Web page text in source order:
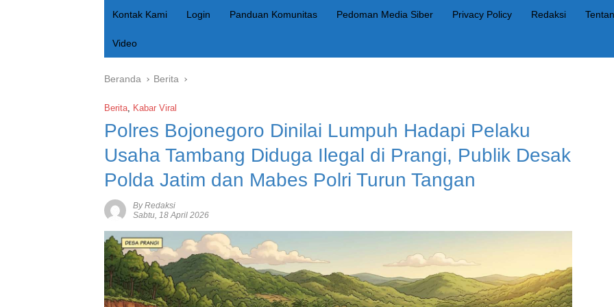
Kontak Kami Login Panduan Komunitas Pedoman Media Siber Privacy Policy Redaksi
Video
Beranda Berita
Berita, Kabar Viral
‎Polres Bojonegoro Dinilai Lumpuh Hadapi Pelaku
Usaha Tambang Diduga Ilegal di Prangi, Publik Desak
Polda Jatim dan Mabes Polri Turun Tangan
By Redaksi
Sabtu, 18 April 2026